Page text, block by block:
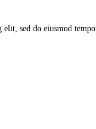
sed do eiusmod